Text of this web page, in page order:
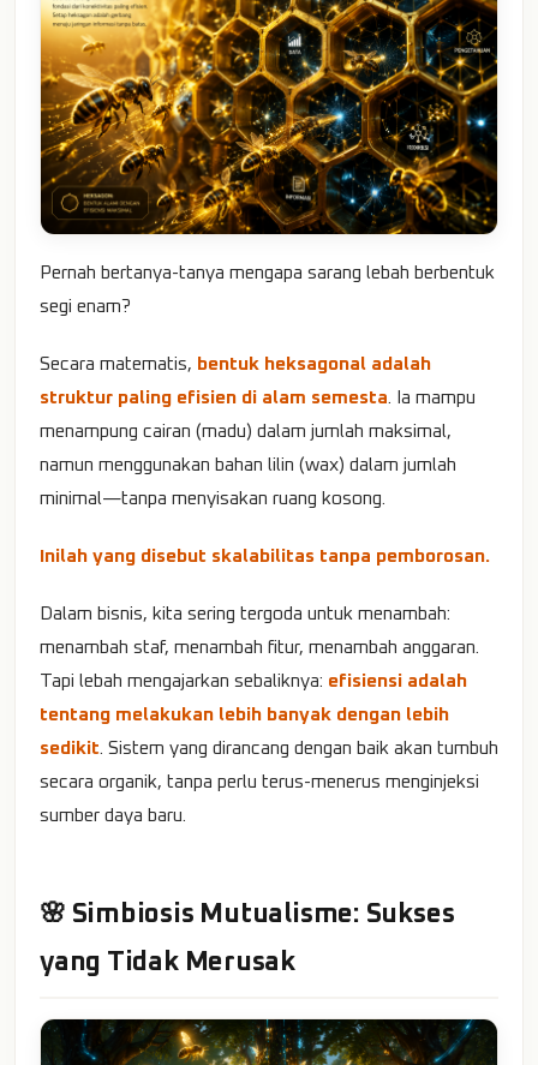
Pernah bertanya-tanya mengapa sarang lebah berbentuk
segi enam?
Secara matematis, bentuk heksagonal adalah
struktur paling efisien di alam semesta. Ia mampu
menampung cairan (madu) dalam jumlah maksimal,
namun menggunakan bahan lilin (wax) dalam jumlah
minimal—tanpa menyisakan ruang kosong.
Inilah yang disebut skalabilitas tanpa pemborosan.
Dalam bisnis, kita sering tergoda untuk menambah:
menambah staf, menambah fitur, menambah anggaran.
Tapi lebah mengajarkan sebaliknya: efisiensi adalah
tentang melakukan lebih banyak dengan lebih
sedikit. Sistem yang dirancang dengan baik akan tumbuh
secara organik, tanpa perlu terus-menerus menginjeksi
sumber daya baru.
🌸 Simbiosis Mutualisme: Sukses
yang Tidak Merusak